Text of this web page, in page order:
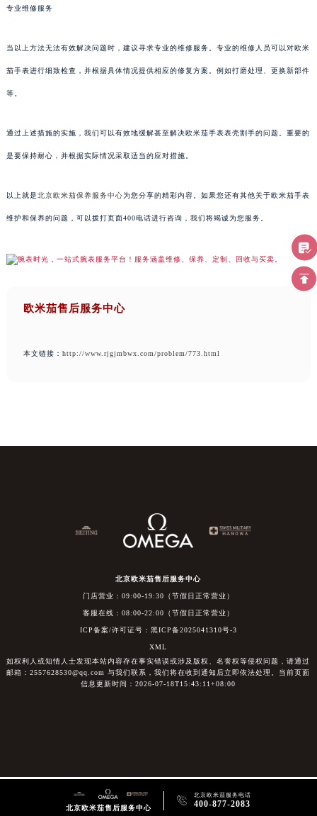
专业维修服务
当以上方法无法有效解决问题时，建议寻求专业的维修服务。专业的维修人员可以对欧米
茄手表进行细致检查，并根据具体情况提供相应的修复方案。例如打磨处理、更换新部件
等。
通过上述措施的实施，我们可以有效地缓解甚至解决欧米茄手表表壳割手的问题。重要的
是要保持耐心，并根据实际情况采取适当的应对措施。
以上就是北京欧米茄保养服务中心为您分享的精彩内容。如果您还有其他关于欧米茄手表
维护和保养的问题，可以拨打页面400电话进行咨询，我们将竭诚为您服务。
欧米茄售后服务中心
本文链接： http://www.rjgjmbwx.com/problem/773.html
北京欧米茄售后服务中心
门店营业：09:00-19:30（节假日正常营业）
客服在线：08:00-22:00（节假日正常营业）
ICP备案/许可证号：黑ICP备2025041310号-3
XML
如权利人或知情人士发现本站内容存在事实错误或涉及版权、名誉权等侵权问题，请通过
邮箱：2557628530@qq.com 与我们联系，我们将在收到通知后立即依法处理。当前页面
信息更新时间：2026-07-18T15:43:11+08:00
北京欧米茄售后服务中心
 北京欧米茄服务电话
400-877-2083